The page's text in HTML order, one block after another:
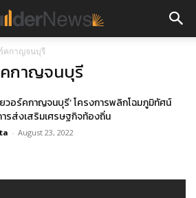
คกาญจนบุรี
คกาญจนบุรี
วอร์คกาญจนบุรี’ โครงการพลิกโฉมภูมิทัศน์
ารส่งเสริมเศรษฐกิจท้องถิ่น
- August 23, 2022